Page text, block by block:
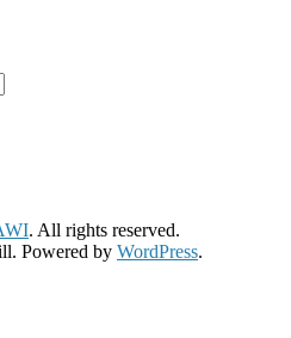
. All rights reserved.
Powered by WordPress.